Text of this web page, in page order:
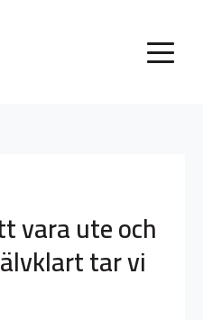
vara ute och
tar vi